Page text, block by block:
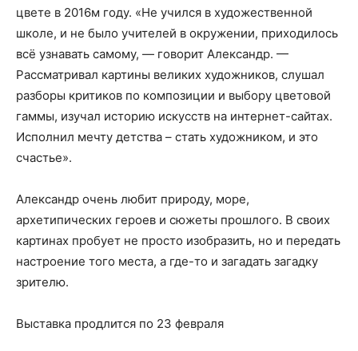
цвете в 2016м году. «Не учился в художественной
школе, и не было учителей в окружении, приходилось
всё узнавать самому, — говорит Александр. —
Рассматривал картины великих художников, слушал
разборы критиков по композиции и выбору цветовой
гаммы, изучал историю искусств на интернет-сайтах.
Исполнил мечту детства – стать художником, и это
счастье».
Александр очень любит природу, море,
архетипических героев и сюжеты прошлого. В своих
картинах пробует не просто изобразить, но и передать
настроение того места, а где-то и загадать загадку
зрителю.
Выставка продлится по 23 февраля